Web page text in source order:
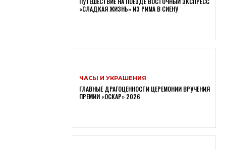
«СЛАДКАЯ ЖИЗНЬ» ИЗ РИМА В СИЕНУ
ЧАСЫ И УКРАШЕНИЯ
ГЛАВНЫЕ ДРАГОЦЕННОСТИ ЦЕРЕМОНИИ ВРУЧЕНИЯ
ПРЕМИИ «ОСКАР» 2026